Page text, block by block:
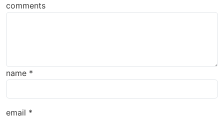
comments
name *
email *